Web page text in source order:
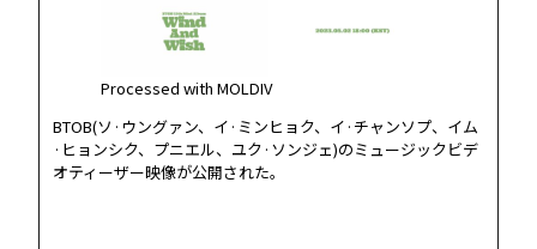
Processed with MOLDIV
BTOB(ソ·ウングァン、イ·ミンヒョク、イ·チャンソプ、イム
·ヒョンシク、プニエル、ユク·ソンジェ)のミュージックビデ
オティーザー映像が公開された。
HOME